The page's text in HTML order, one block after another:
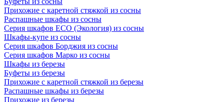
Прихожие с каретной стяжкой из сосны
Распашные шкафы из сосны
Серия шкафов ECO (Экология) из сосны
Шкафы-купе из сосны
Серия шкафов Борджия из сосны
Серия шкафов Марко из сосны
Шкафы из березы
Буфеты из березы
Прихожие с каретной стяжкой из березы
Распашные шкафы из березы
Прихожие из березы